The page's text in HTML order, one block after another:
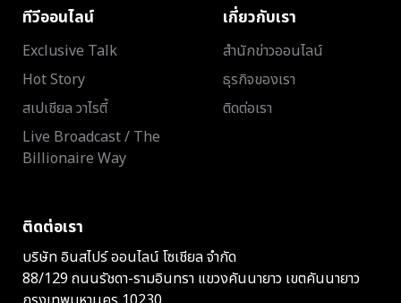
ทีวีออนไลน์
Exclusive Talk
Hot Story
สเปเชียล วาไรตี้
Live Broadcast / The
Billionaire Way
เกี่ยวกับเรา
สำนักข่าวออนไลน์
ธุรกิจของเรา
ติดต่อเรา
ติดต่อเรา
บริษัท อินสไปร์ ออนไลน์ โซเชียล จำกัด
88/129 ถนนรัชดา-รามอินทรา แขวงคันนายาว เขตคันนายาว